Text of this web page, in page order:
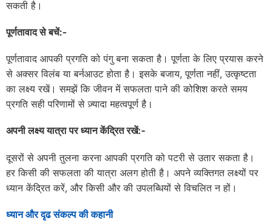
सकती है।
पूर्णतावाद से बचें:-
पूर्णतावाद आपकी प्रगति को पंगु बना सकता है। पूर्णता के लिए प्रयास करने
से अक्सर विलंब या बर्नआउट होता है। इसके बजाय, पूर्णता नहीं, उत्कृष्टता
का लक्ष्य रखें। समझें कि जीवन में सफलता पाने की कोशिश करते समय
प्रगति सही परिणामों से ज़्यादा महत्वपूर्ण है।
अपनी लक्ष्य यात्रा पर ध्यान केंद्रित रखें:-
दूसरों से अपनी तुलना करना आपकी प्रगति को पटरी से उतार सकता है।
हर किसी की सफलता की यात्रा अलग होती है। अपने व्यक्तिगत लक्ष्यों पर
ध्यान केंद्रित करें, और किसी और की उपलब्धियों से विचलित न हों।
ध्यान और दृढ संकल्प की कहानी